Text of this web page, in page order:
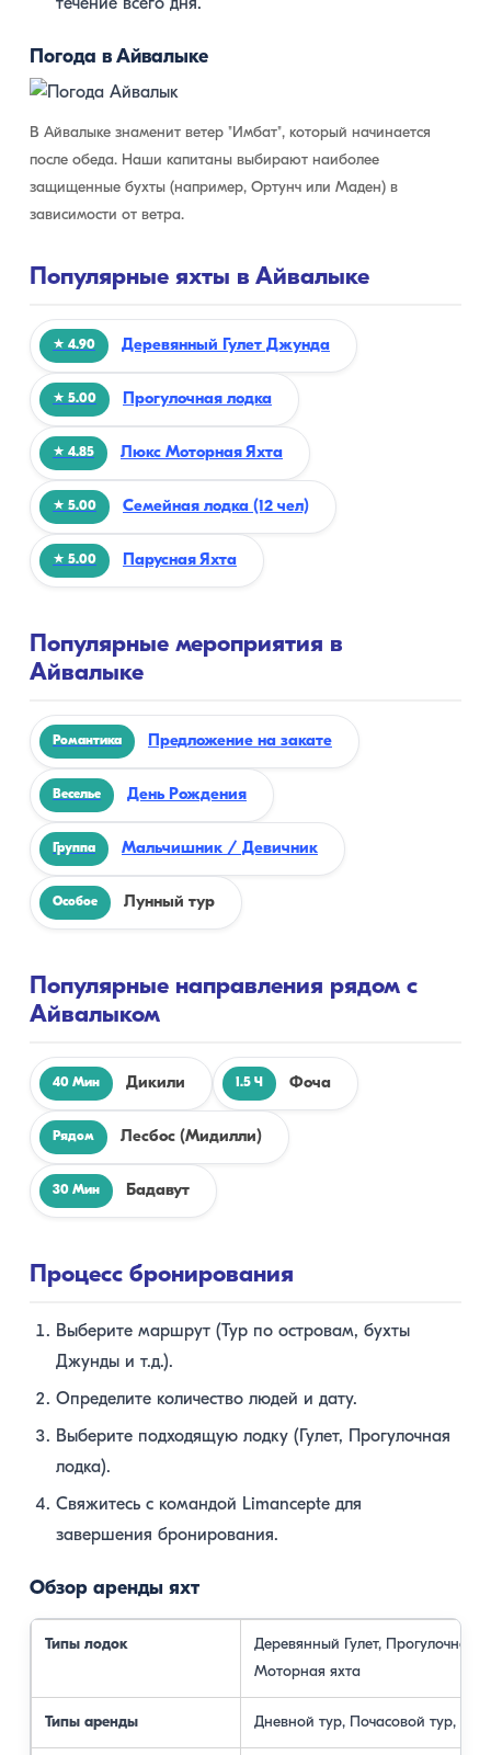
течение всего дня.
Погода в Айвалыке
В Айвалыке знаменит ветер "Имбат", который начинается
после обеда. Наши капитаны выбирают наиболее
защищенные бухты (например, Ортунч или Маден) в
зависимости от ветра.
Популярные яхты в Айвалыке
★ 4.90 Деревянный Гулет Джунда
★ 5.00 Прогулочная лодка
★ 4.85 Люкс Моторная Яхта
★ 5.00 Семейная лодка (12 чел)
★ 5.00 Парусная Яхта
Популярные мероприятия в
Айвалыке
Романтика Предложение на закате
Веселье День Рождения
Группа Мальчишник / Девичник
Особое Лунный тур
Популярные направления рядом с
Айвалыком
40 Мин Дикили 1.5 Ч Фоча
Рядом Лесбос (Мидилли)
30 Мин Бадавут
Процесс бронирования
Выберите маршрут (Тур по островам, бухты
Джунды и т.д.).
Определите количество людей и дату.
Выберите подходящую лодку (Гулет, Прогулочная
лодка).
Свяжитесь с командой Limancepte для
завершения бронирования.
Обзор аренды яхт
Типы лодок
Деревянный Гулет, Прогулочная
Моторная яхта
Типы аренды Дневной тур, Почасовой тур,